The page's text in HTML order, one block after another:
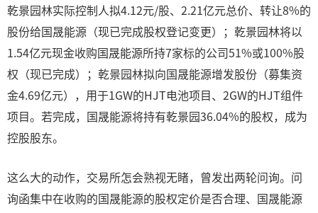
乾景园林实际控制人拟4.12元/股、2.21亿元总价、转让8%的
股份给国晟能源（现已完成股权登记变更）；乾景园林将以
1.54亿元现金收购国晟能源所持7家标的公司51%或100%股
权（现已完成）；乾景园林拟向国晟能源增发股份（募集资
金4.69亿元），用于1GW的HJT电池项目、2GW的HJT组件
项目。若完成，国晟能源将持有乾景园36.04%的股权，成为
控股股东。
这么大的动作，交易所怎会熟视无睹，曾发出两轮问询。问
询函集中在收购的国晟能源的股权定价是否合理、国晟能源